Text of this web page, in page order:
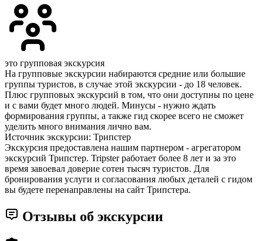
это групповая экскурсия
На групповые экскурсии набираются средние или большие
группы туристов, в случае этой экскурсии - до 18 человек.
Плюс групповых экскурсий в том, что они доступны по цене
и с вами будет много людей. Минусы - нужно ждать
формирования группы, а также гид скорее всего не сможет
уделить много внимания лично вам.
Источник экскурсии: Трипстер
Экскурсия предоставлена нашим партнером - агрегатором
экскурсий Трипстер. Tripster работает более 8 лет и за это
время завоевал доверие сотен тысяч туристов. Для
бронирования услуги и согласования любых деталей с гидом
вы будете перенаправлены на сайт Трипстера.
Отзывы об экскурсии